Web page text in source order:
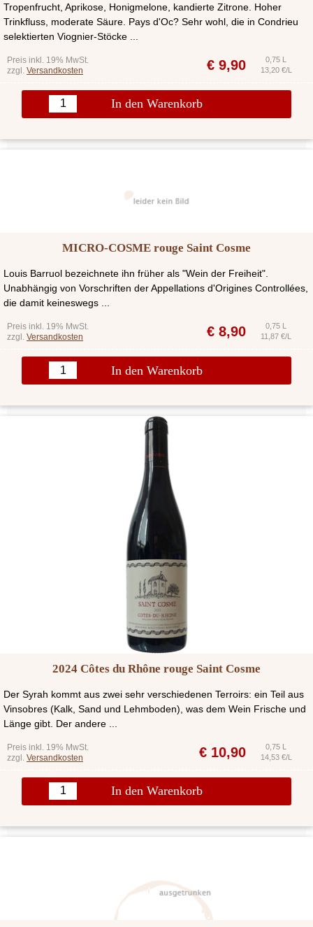
Tropenfrucht, Aprikose, Honigmelone, kandierte Zitrone. Hoher
Trinkfluss, moderate Säure. Pays d'Oc? Sehr wohl, die in Condrieu
selektierten Viognier-Stöcke ...
Preis inkl. 19% MwSt.
zzgl. Versandkosten € 9,90
0,75 L
13,20 €/L
In den Warenkorb
MICRO-COSME rouge Saint Cosme
Louis Barruol bezeichnete ihn früher als "Wein der Freiheit".
Unabhängig von Vorschriften der Appellations d'Origines Controllées,
die damit keineswegs ...
Preis inkl. 19% MwSt.
zzgl. Versandkosten € 8,90
0,75 L
11,87 €/L
In den Warenkorb
2024 Côtes du Rhône rouge Saint Cosme
Der Syrah kommt aus zwei sehr verschiedenen Terroirs: ein Teil aus
Vinsobres (Kalk, Sand und Lehmboden), was dem Wein Frische und
Länge gibt. Der andere ...
Preis inkl. 19% MwSt.
zzgl. Versandkosten € 10,90
0,75 L
14,53 €/L
In den Warenkorb